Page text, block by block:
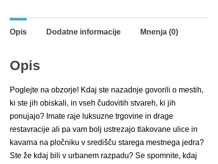
Opis Dodatne informacije Mnenja (0)
Opis
Poglejte na obzorje! Kdaj ste nazadnje govorili o mestih,
ki ste jih obiskali, in vseh čudovitih stvareh, ki jih
ponujajo? Imate raje luksuzne trgovine in drage
restavracije ali pa vam bolj ustrezajo tlakovane ulice in
kavarna na pločniku v središču starega mestnega jedra?
Ste že kdaj bili v urbanem razpadu? Se spomnite, kdaj